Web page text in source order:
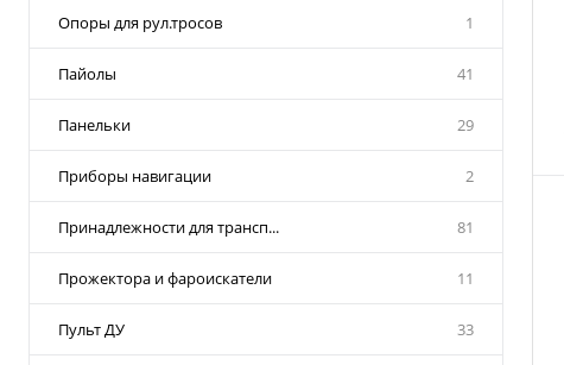
Опоры для рул.тросов 1
Пайолы 41
Панельки 29
Приборы навигации 2
Принадлежности для трансп... 81
Прожектора и фароискатели 11
Пульт ДУ 33